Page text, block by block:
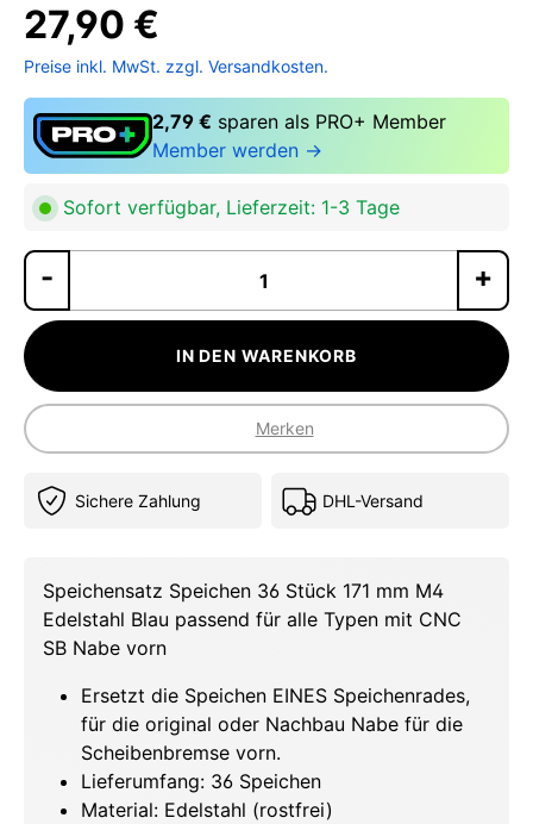
27,90 €
Preise inkl. MwSt. zzgl. Versandkosten.
2,79 € sparen als PRO+ Member
Member werden →
Sofort verfügbar, Lieferzeit: 1-3 Tage
IN DEN WARENKORB
Merken
Sichere Zahlung DHL-Versand
Speichensatz Speichen 36 Stück 171 mm M4
Edelstahl Blau passend für alle Typen mit CNC
SB Nabe vorn
Ersetzt die Speichen EINES Speichenrades,
für die original oder Nachbau Nabe für die
Scheibenbremse vorn.
Lieferumfang: 36 Speichen
Material: Edelstahl (rostfrei)